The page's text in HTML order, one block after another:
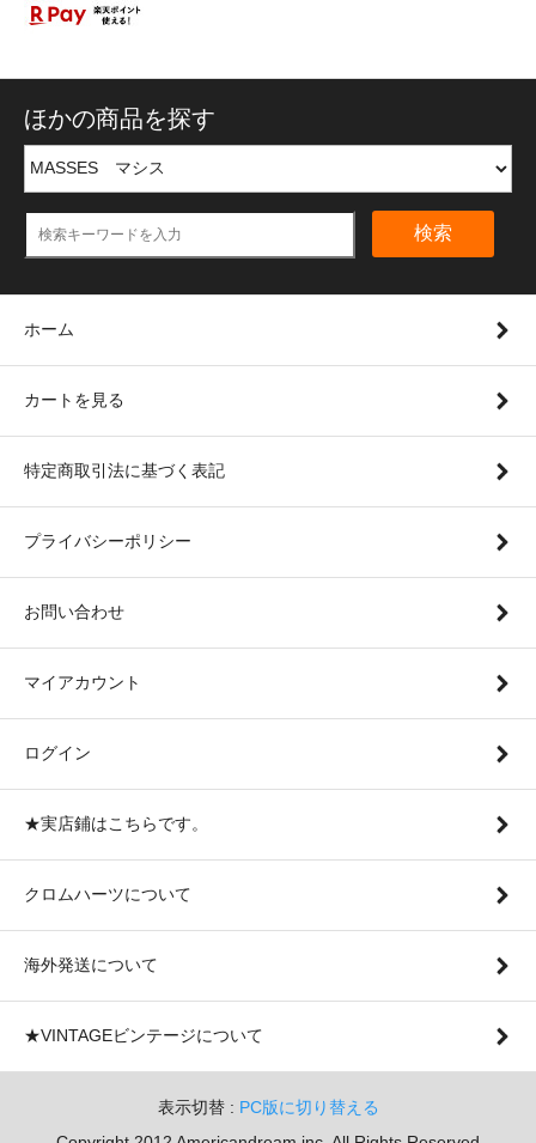
ほかの商品を探す
検索
ホーム
カートを見る
特定商取引法に基づく表記
プライバシーポリシー
お問い合わせ
マイアカウント
ログイン
★実店鋪はこちらです。
クロムハーツについて
海外発送について
★VINTAGEビンテージについて
表示切替 : PC版に切り替える